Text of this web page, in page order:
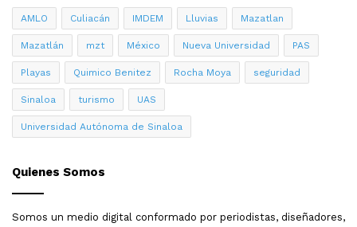
AMLO Culiacán IMDEM Lluvias Mazatlan
Mazatlán mzt México Nueva Universidad PAS
Playas Quimico Benitez Rocha Moya seguridad
Sinaloa turismo UAS
Universidad Autónoma de Sinaloa
Quienes Somos
Somos un medio digital conformado por periodistas, diseñadores,